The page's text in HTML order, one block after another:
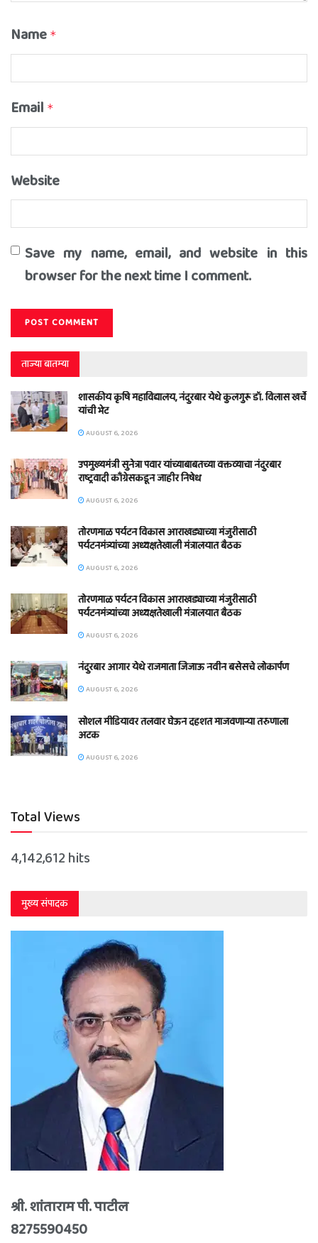
Name *
Email *
Website
Save my name, email, and website in this
browser for the next time I comment.
ताज्या बातम्या
शासकीय कृषि महाविद्यालय, नंदुरबार येथे कुलगुरू डॉ. विलास खर्चे
यांची भेट
AUGUST 6, 2026
उपमुख्यमंत्री सुनेत्रा पवार यांच्याबाबतच्या वक्तव्याचा नंदुरबार
राष्ट्रवादी काँग्रेसकडून जाहीर निषेध
AUGUST 6, 2026
तोरणमाळ पर्यटन विकास आराखड्याच्या मंजुरीसाठी
पर्यटनमंत्र्यांच्या अध्यक्षतेखाली मंत्रालयात बैठक
AUGUST 6, 2026
तोरणमाळ पर्यटन विकास आराखड्याच्या मंजुरीसाठी
पर्यटनमंत्र्यांच्या अध्यक्षतेखाली मंत्रालयात बैठक
AUGUST 6, 2026
नंदुरबार आगार येथे राजमाता जिजाऊ नवीन बसेसचे लोकार्पण
AUGUST 6, 2026
सोशल मीडियावर तलवार घेऊन दहशत माजवणाऱ्या तरुणाला
अटक
AUGUST 6, 2026
Total Views
4,142,612 hits
मुख्य संपादक
श्री. शांताराम पी. पाटील
8275590450